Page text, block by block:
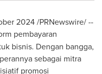
2024/PRNewswire/ --
pembayaran
bisnis. Dengan bangga,
sebagai mitra
promosi